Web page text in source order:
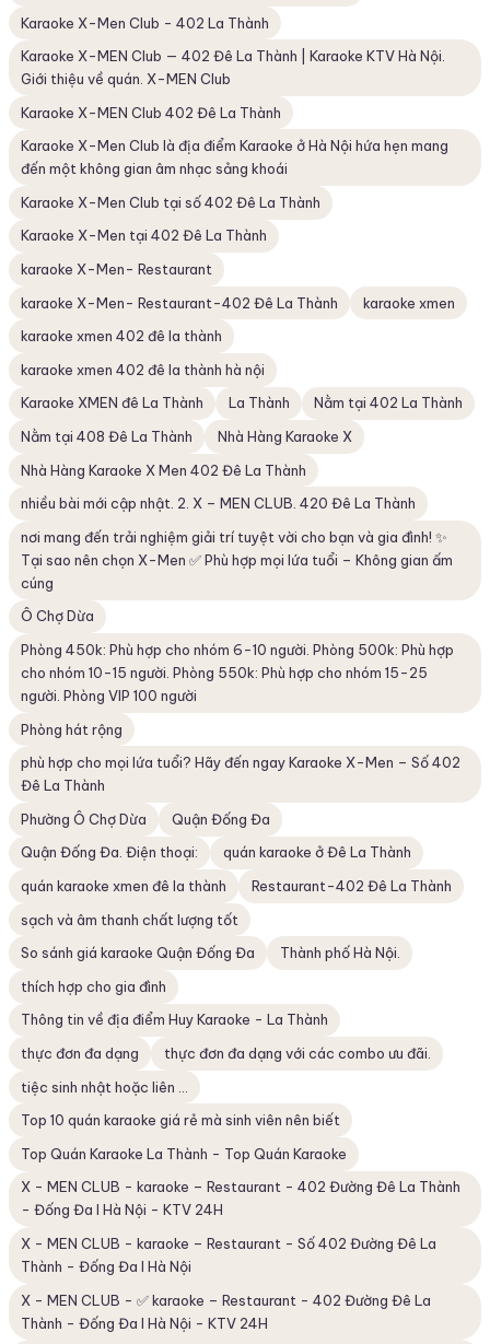
Karaoke X-Men Club - 402 La Thành
Karaoke X-MEN Club — 402 Đê La Thành | Karaoke KTV Hà Nội.
Giới thiệu về quán. X-MEN Club
Karaoke X-MEN Club 402 Đê La Thành
Karaoke X-Men Club là địa điểm Karaoke ở Hà Nội hứa hẹn mang
đến một không gian âm nhạc sảng khoái
Karaoke X-Men Club tại số 402 Đê La Thành
Karaoke X-Men tại 402 Đê La Thành
karaoke X-Men- Restaurant
karaoke X-Men- Restaurant-402 Đê La Thành
karaoke xmen
karaoke xmen 402 đê la thành
karaoke xmen 402 đê la thành hà nội
Karaoke XMEN đê La Thành
La Thành
Nằm tại 402 La Thành
Nằm tại 408 Đê La Thành
Nhà Hàng Karaoke X
Nhà Hàng Karaoke X Men 402 Đê La Thành
nhiều bài mới cập nhật. 2. X – MEN CLUB. 420 Đê La Thành
nơi mang đến trải nghiệm giải trí tuyệt vời cho bạn và gia đình! ✨
Tại sao nên chọn X-Men ✅ Phù hợp mọi lứa tuổi – Không gian ấm
cúng
Ô Chợ Dừa
Phòng 450k: Phù hợp cho nhóm 6-10 người. Phòng 500k: Phù hợp
cho nhóm 10-15 người. Phòng 550k: Phù hợp cho nhóm 15-25
người. Phòng VIP 100 người
Phòng hát rộng
phù hợp cho mọi lứa tuổi? Hãy đến ngay Karaoke X-Men – Số 402
Đê La Thành
Phường Ô Chợ Dừa
Quận Đống Đa
Quận Đống Đa. Điện thoại:
quán karaoke ở Đê La Thành
quán karaoke xmen đê la thành
Restaurant-402 Đê La Thành
sạch và âm thanh chất lượng tốt
So sánh giá karaoke Quận Đống Đa
Thành phố Hà Nội.
thích hợp cho gia đình
Thông tin về địa điểm Huy Karaoke - La Thành
thực đơn đa dạng
thực đơn đa dạng với các combo ưu đãi.
tiệc sinh nhật hoặc liên ...
Top 10 quán karaoke giá rẻ mà sinh viên nên biết
Top Quán Karaoke La Thành - Top Quán Karaoke
X - MEN CLUB - karaoke – Restaurant - 402 Đường Đê La Thành
- Đống Đa I Hà Nội - KTV 24H
X - MEN CLUB - karaoke – Restaurant - Số 402 Đường Đê La
Thành - Đống Đa I Hà Nội
X - MEN CLUB - ✅ karaoke – Restaurant - 402 Đường Đê La
Thành - Đống Đa I Hà Nội - KTV 24H